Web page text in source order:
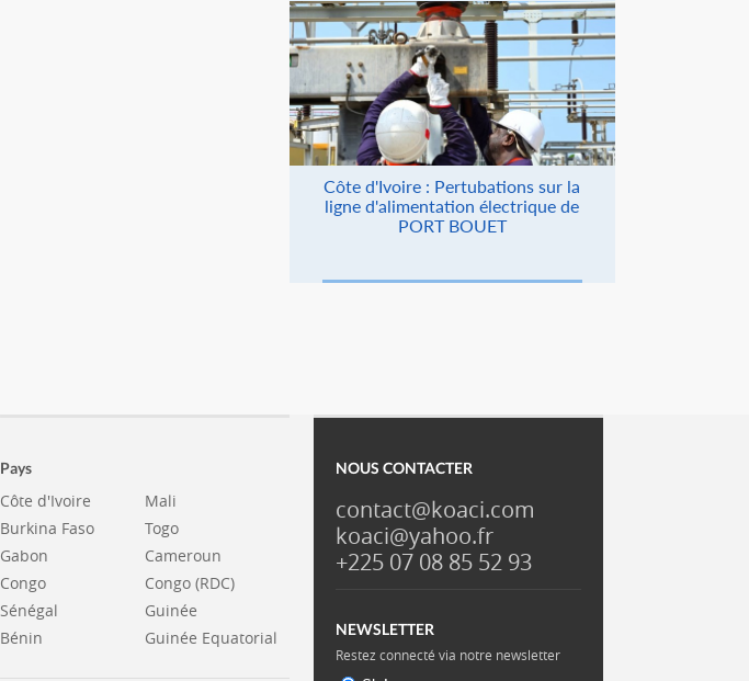
Côte d'Ivoire : Pertubations sur la
ligne d'alimentation électrique de
PORT BOUET
Pays
Côte d'Ivoire
Burkina Faso
Gabon
Congo
Sénégal
Bénin
Mali
Togo
Cameroun
Congo (RDC)
Guinée
Guinée Equatorial
NOUS CONTACTER
contact@koaci.com
koaci@yahoo.fr
+225 07 08 85 52 93
NEWSLETTER
Restez connecté via notre newsletter